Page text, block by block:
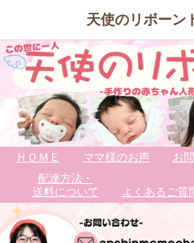
天使のリボーン
ＨＯＭＥ ママ様のお声 お
配達方法・
送料について
よくあるご質